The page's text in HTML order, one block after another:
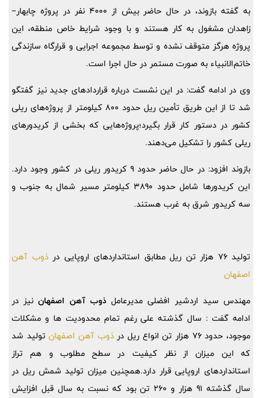
به گفته بازوند، در حال حاضر بیش از 4000 نفر در پروژه چابهار–
زاهدان مشغول به کار هستند و با وجود شرایط خاص منطقه، این
پروژه هرگز متوقف نشده و توسط مجموعه اجرایی و قرارگاه سازندگی
خاتم‌الانبیاء به ‌صورت مستمر در حال اجرا است.
وی در ادامه گفت: در این نشست درباره قراردادهای جدید نیز گفتگو
شد تا از این طریق تأمین ریل حدود 800 کیلومتر از پروژه‌های ریلی
کشور در دستور کار قرار بگیرد؛پروژه‌هایی که بخشی از کریدورهای
ریلی کشور را تشکیل می‌دهند.
بازوند افزود: در حال حاضر حدود 9 کریدور ریلی در کشور وجود دارد.
این کریدورها شامل حدود 3890 کیلومتر مسیر شمال به جنوب و
سه کریدور شرق به غرب هستند.
تولید 76 هزار تن ریل مطابق استانداردهای اروپایی در
ذوب آهن
اصفهان
مهندس سید اردشیر افضلی مدیرعاملذوب آهن اصفهاننیز در
ادامه گفت : سال گذشته علی رغم تمام محدودیت ها و مشکلات
موجود، حدود 76 هزار تن انواع ریل در
ذوب آهن اصفهانتولید شد
که این میزان از نظر کیفیت در سطح مطلوب و هم ‌تراز
استانداردهای اروپایی قرار دارد.همچنین میزان تولید شمش ریل در
سال گذشته 91 هزار و 260 تن بود که نسبت به سال قبل افزایش